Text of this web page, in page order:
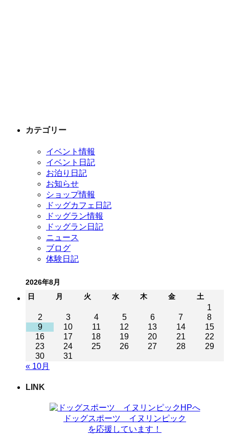
カテゴリー
イベント情報
イベント日記
お泊り日記
お知らせ
ショップ情報
ドッグカフェ日記
ドッグラン情報
ドッグラン日記
ニュース
ブログ
体験日記
2026年8月
日
月 火 水 木 金 土
1
2
3 4 5 6 7
8
9
10 11 12 13 14
15
16
17 18 19 20 21
22
23
24 25 26 27 28
29
30
31
« 10月
LINK
ドッグスポーツ イヌリンピック
を応援しています！